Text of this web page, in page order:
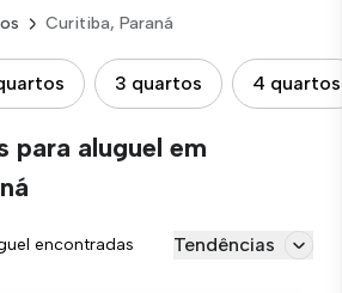
Curitiba, Paraná
3 quartos 4 quartos
para aluguel em
encontradas Tendências